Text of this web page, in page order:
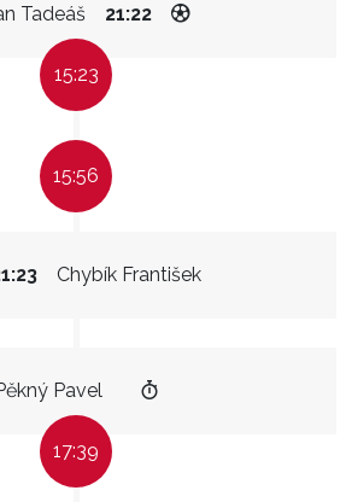
Tadeáš 21:22
15:23
15:56
Chybík František
Pavel
17:39